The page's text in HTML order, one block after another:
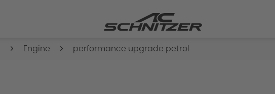
Engine performance upgrade petrol